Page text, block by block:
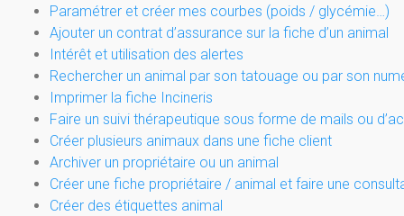
Paramétrer et créer mes courbes (poids / glycémie…)
Ajouter un contrat d’assurance sur la fiche d’un animal
Intérêt et utilisation des alertes
Rechercher un animal par son tatouage ou par son
Imprimer la fiche Incineris
Faire un suivi thérapeutique sous forme de mails ou
Créer plusieurs animaux dans une fiche client
Archiver un propriétaire ou un animal
Créer une fiche propriétaire / animal et faire une
Créer des étiquettes animal